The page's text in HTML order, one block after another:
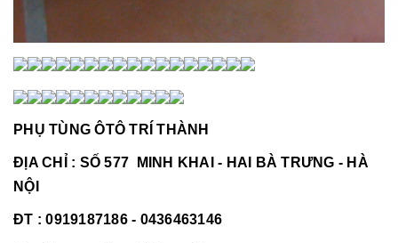
PHỤ TÙNG ÔTÔ TRÍ THÀNH
ĐỊA CHỈ : SỐ 577 MINH KHAI - HAI BÀ TRƯNG - HÀ
NỘI
ĐT : 0919187186 - 0436463146